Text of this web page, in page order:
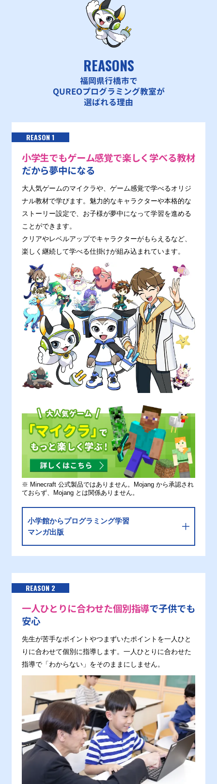
REASONS
福岡県行橋市で
QUREOプログラミング教室が
選ばれる理由
REASON 1
小学生でもゲーム感覚で楽しく学べる教材
だから夢中になる
大人気ゲームのマイクラや、ゲーム感覚で学べるオリジ
ナル教材で学びます。魅力的なキャラクターや本格的な
ストーリー設定で、お子様が夢中になって学習を進める
ことができます。
クリアやレベルアップでキャラクターがもらえるなど、
楽しく継続して学べる仕掛けが組み込まれています。
※ Minecraft 公式製品ではありません。Mojang から承認され
ておらず、Mojang とは関係ありません。
小学館からプログラミング学習
マンガ出版
REASON 2
一人ひとりに合わせた個別指導で子供でも
安心
先生が苦手なポイントやつまずいたポイントを一人ひと
りに合わせて個別に指導します。一人ひとりに合わせた
指導で「わからない」をそのままにしません。